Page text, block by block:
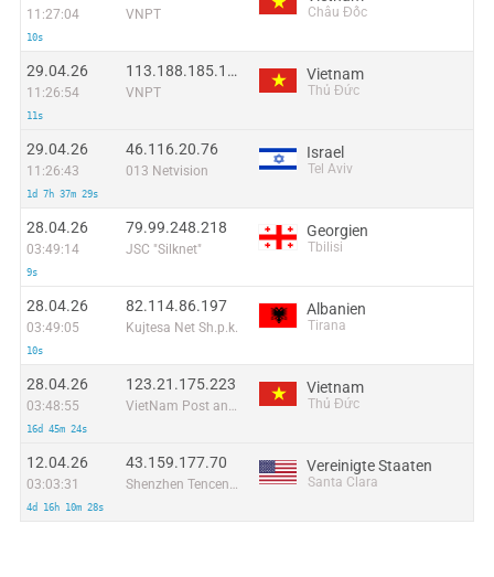
11:27:04
10s
VNPT Châu Đốc
29.04.26
11:26:54
11s
113.188.185.123
VNPT
Vietnam
Thủ Đức
29.04.26
11:26:43
1d 7h 37m 29s
46.116.20.76
013 Netvision
Israel
Tel Aviv
28.04.26
03:49:14
9s
79.99.248.218
JSC "Silknet"
Georgien
Tbilisi
28.04.26
03:49:05
10s
82.114.86.197
Kujtesa Net Sh.p.k.
Albanien
Tirana
28.04.26
03:48:55
16d 45m 24s
123.21.175.223
VietNam Post and Telecom Corporation
Vietnam
Thủ Đức
12.04.26
03:03:31
4d 16h 10m 28s
43.159.177.70
Shenzhen Tencent Computer Systems Company Limited
Vereinigte Staaten
Santa Clara